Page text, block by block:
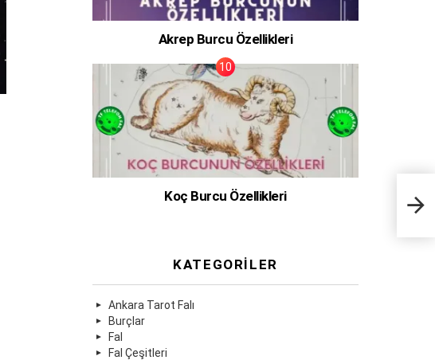
Akrep Burcu Özellikleri
Koç Burcu Özellikleri
KATEGORILER
Ankara Tarot Falı
Burçlar
Fal
Fal Çeşitleri